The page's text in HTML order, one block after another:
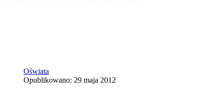
Oświata
Opublikowano: 29 maja 2012